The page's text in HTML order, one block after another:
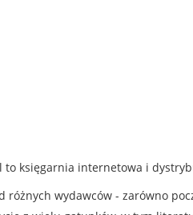
to księgarnia internetowa i
różnych wydawców - zarówno